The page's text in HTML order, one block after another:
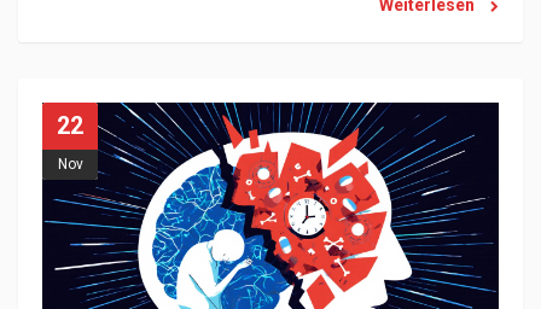
Weiterlesen
22
Nov